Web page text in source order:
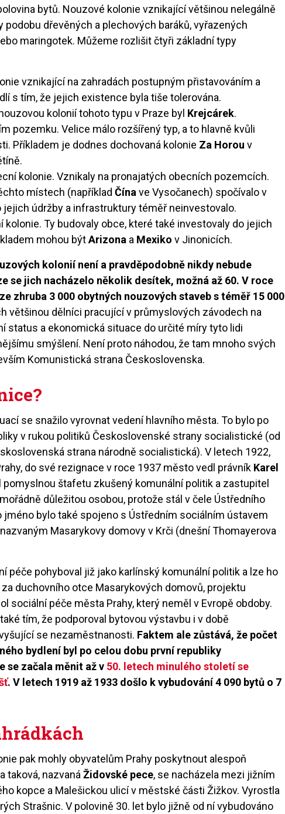
bytů. Nouzové kolonie vznikající většinou nelegálně
podobu dřevěných a plechových baráků, vyřazených
maringotek. Můžeme rozlišit čtyři základní typy
vznikající na zahradách postupným přistavováním a
s tím, že jejich existence byla tiše tolerována.
kolonií tohoto typu v Praze byl Krejcárek.
pozemku. Velice málo rozšířený typ, a to hlavně kvůli
Příkladem je dodnes dochovaná kolonie Za Horou v
kolonie. Vznikaly na pronajatých obecních pozemcích.
místech (napříkladČína ve Vysočanech) spočívalo v
jejich údržby a infrastruktury téměř neinvestovalo.
kolonie. Ty budovaly obce, které také investovaly do jejich
mohou býtArizona a Mexiko v Jinonicích.
kolonií není a pravděpodobně nikdy nebude
se jich nacházelo několik desítek, možná až 60. V roce
zhruba 3 000 obytných nouzových staveb s téměř 15 000
většinou dělníci pracující v průmyslových závodech na
status a ekonomická situace do určité míry tyto lidi
smýšlení. Není proto náhodou, že tam mnoho svých
Komunistická strana Československa.
se snažilo vyrovnat vedení hlavního města. To bylo po
v rukou politiků Československé strany socialistické (od
strana národně socialistická). V letech 1922,
do své rezignace v roce 1937 město vedl právník Karel
pomyslnou štafetu zkušený komunální politik a zastupitel
důležitou osobou, protože stál v čele Ústředního
jméno bylo také spojeno s Ústředním sociálním ústavem
Masarykovy domovy v Krči (dnešní Thomayerova
péče pohyboval již jako karlínský komunální politik a lze ho
duchovního otce Masarykových domovů, projektu
sociální péče města Prahy, který neměl v Evropě obdoby.
tím, že podporoval bytovou výstavbu i v době
se nezaměstnanosti. Faktem ale zůstává, že počet
bydlení byl po celou dobu první republiky
se začala měnit až v 50. letech minulého století se
. V letech 1919 až 1933 došlo k vybudování 4 090 bytů o 7
pak mohly obyvatelům Prahy poskytnout alespoň
taková, nazvanáŽidovské pece, se nacházela mezi jižním
kopce a Malešickou ulicí v městské části Žižkov. Vyrostla
Strašnic. V polovině 30. let bylo jižně od ní vybudováno